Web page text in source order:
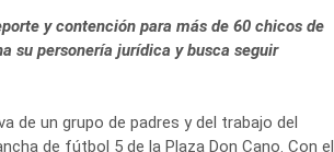
y contención para más de 60 chicos de
su personería jurídica y busca seguir
de un grupo de padres y del trabajo del
de fútbol 5 de la Plaza Don Cano. Con el